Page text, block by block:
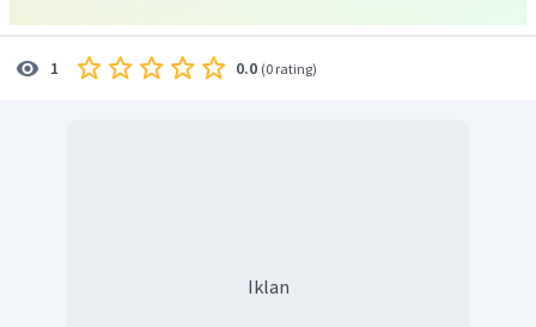
1 0.0 (0 rating)
Iklan